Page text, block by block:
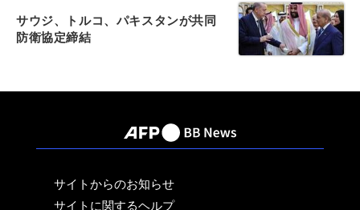
サウジ、トルコ、パキスタンが共同
防衛協定締結
サイトからのお知らせ
サイトに関するヘルプ